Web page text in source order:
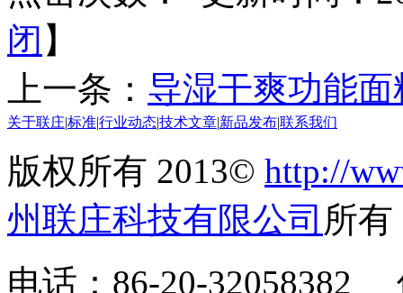
闭 】
上一条： 导湿干爽功能面
关于联庄标准行业动态技术文章 新品发布联系我们
版权所有 2013© http://
州联庄科技有限公司 所
电话：86-20-32058382